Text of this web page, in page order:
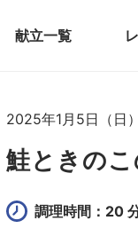
献立一覧
2025年1月5日（日）
鮭ときの
調理時間：20